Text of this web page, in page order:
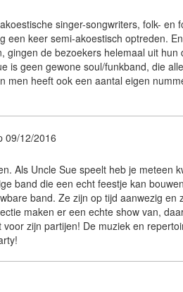
singer-songwriters, folk- en
een keer semi-akoestisch optreden.
gingen de bezoekers helemaal uit hun
is geen gewone soul/funkband, die
men heeft ook een aantal eigen
09/12/2016
Als Uncle Sue speelt heb je meteen
band die een echt feestje kan
band. Ze zijn op tijd aanwezig en
maken er een echte show van,
zijn partijen! De muziek en